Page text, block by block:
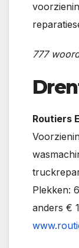
777
Routiers
Plekken:
anders €